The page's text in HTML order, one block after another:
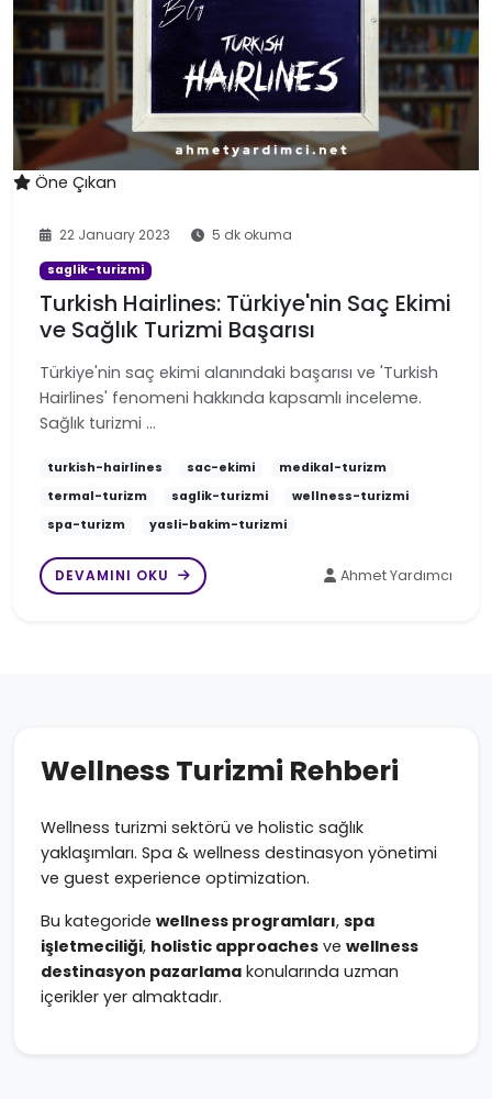
Öne Çıkan
22 January 2023 5 dk okuma
saglik-turizmi
Turkish Hairlines: Türkiye'nin Saç Ekimi
ve Sağlık Turizmi Başarısı
Türkiye'nin saç ekimi alanındaki başarısı ve 'Turkish
Hairlines' fenomeni hakkında kapsamlı inceleme.
Sağlık turizmi …
turkish-hairlines sac-ekimi
medikal-turizm
termal-turizm
saglik-turizmi
wellness-turizmi
spa-turizm
yasli-bakim-turizmi
DEVAMINI OKU Ahmet Yardımcı
Wellness Turizmi Rehberi
Wellness turizmi sektörü ve holistic sağlık
yaklaşımları. Spa & wellness destinasyon yönetimi
ve guest experience optimization.
Bu kategoride wellness programları, spa
işletmeciliği, holistic approaches ve wellness
destinasyon pazarlama konularında uzman
içerikler yer almaktadır.